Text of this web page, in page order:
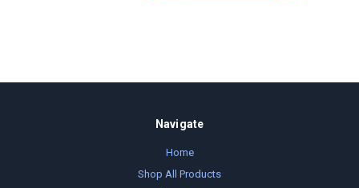
Navigate
Home
Shop All Products